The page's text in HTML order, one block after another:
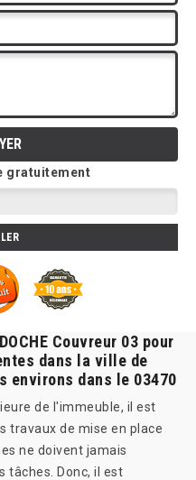
gratuitement
Couvreur 03 pour
dans la ville de
environs dans le 03470
de l'immeuble, il est
travaux de mise en place
ne doivent jamais
tâches. Donc, il est